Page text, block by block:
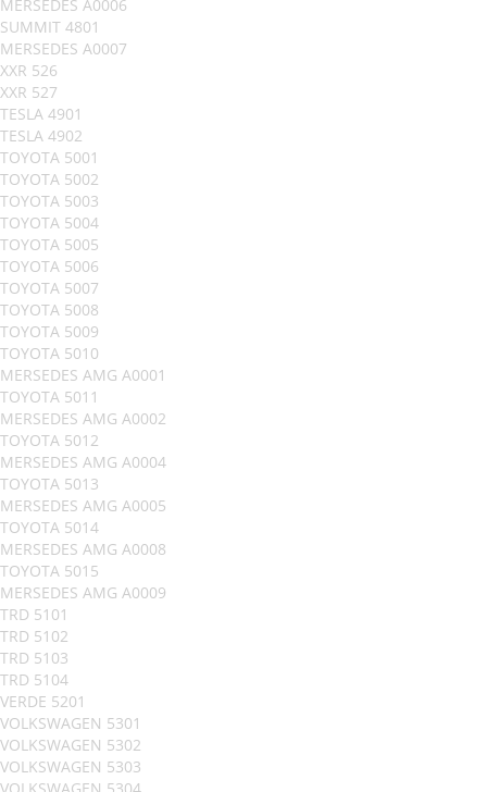
MERSEDES A0006
SUMMIT 4801
MERSEDES A0007
XXR 526
XXR 527
TESLA 4901
TESLA 4902
TOYOTA 5001
TOYOTA 5002
TOYOTA 5003
TOYOTA 5004
TOYOTA 5005
TOYOTA 5006
TOYOTA 5007
TOYOTA 5008
TOYOTA 5009
TOYOTA 5010
MERSEDES AMG A0001
TOYOTA 5011
MERSEDES AMG A0002
TOYOTA 5012
MERSEDES AMG A0004
TOYOTA 5013
MERSEDES AMG A0005
TOYOTA 5014
MERSEDES AMG A0008
TOYOTA 5015
MERSEDES AMG A0009
TRD 5101
TRD 5102
TRD 5103
TRD 5104
VERDE 5201
VOLKSWAGEN 5301
VOLKSWAGEN 5302
VOLKSWAGEN 5303